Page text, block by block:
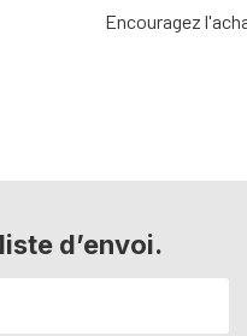
Encouragez
d’envoi.